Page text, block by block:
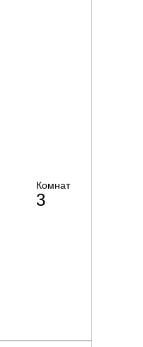
Комнат
3